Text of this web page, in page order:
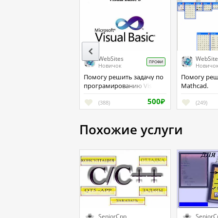
WebSites
Новичок
ПРОФИ
Помогу решить задачу по
програмированию Visual
(388) 500₽
Помогу решить работу по
Mathcad.
(249)
Похожие услуги
SeniorCpp